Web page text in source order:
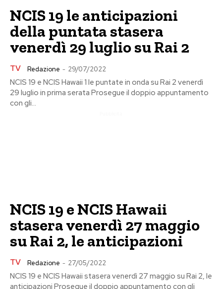
NCIS 19 le anticipazioni
della puntata stasera
venerdì 29 luglio su Rai 2
TV Redazione - 29/07/2022
NCIS 19 e NCIS Hawaii 1 le puntate in onda su Rai 2 venerdì
29 luglio in prima serata Prosegue il doppio appuntamento
con gli...
NCIS 19 e NCIS Hawaii
stasera venerdì 27 maggio
su Rai 2, le anticipazioni
TV Redazione - 27/05/2022
NCIS 19 e NCIS Hawaii stasera venerdì 27 maggio su Rai 2, le
anticipazioni Prosegue il doppio appuntamento con gli